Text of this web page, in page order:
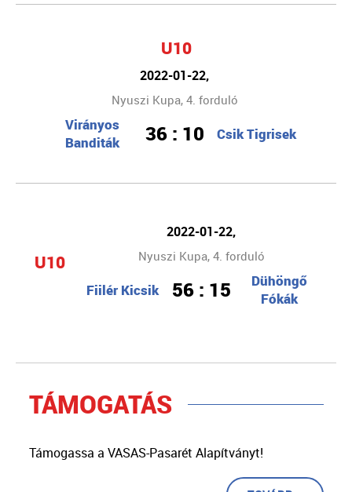
U10
2022-01-22,
Nyuszi Kupa, 4. forduló
Virányos
Banditák
36 : 10 Csik Tigrisek
U10
2022-01-22,
Nyuszi Kupa, 4. forduló
Fiilér Kicsik 56 : 15
Dühöngő
Fókák
TÁMOGATÁS
Támogassa a VASAS-Pasarét Alapítványt!